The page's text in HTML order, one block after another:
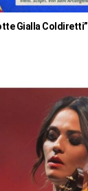
Gialla Coldiretti”